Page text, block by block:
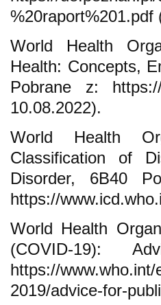
%20raport%201.pdf
World Health
Health: Concepts,
Pobrane z: https://
10.08.2022).
World Health
Classification of
Disorder, 6B40
https://
World Health
(COVID-19):
https://
2019/advice-for-